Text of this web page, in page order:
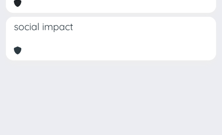
social impact